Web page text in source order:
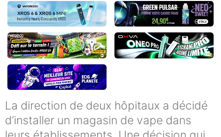
La direction de deux hôpitaux a décidé
d’installer un magasin de vape dans